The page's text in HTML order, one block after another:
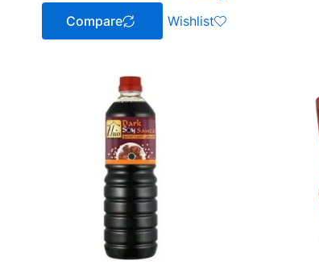
Wishlist
Compare